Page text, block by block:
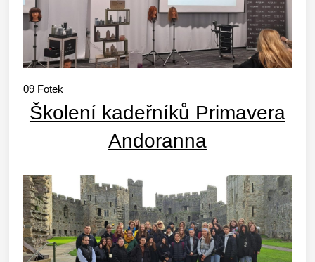
09 Fotek
Školení kadeřníků Primavera
Andoranna